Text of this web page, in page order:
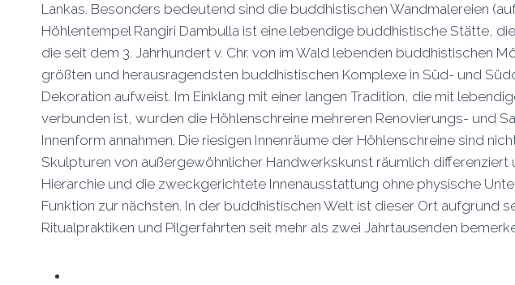
Lankas. Besonders bedeutend sind die buddhistischen Wandmalereien
Höhlentempel Rangiri Dambulla ist eine lebendige buddhistische Stätte,
die seit dem 3. Jahrhundert v. Chr. von im Wald lebenden buddhistischen
größten und herausragendsten buddhistischen Komplexe in Süd- und
Dekoration aufweist. Im Einklang mit einer langen Tradition, die mit
verbunden ist, wurden die Höhlenschreine mehreren Renovierungs- und
Innenform annahmen. Die riesigen Innenräume der Höhlenschreine sind
Skulpturen von außergewöhnlicher Handwerkskunst räumlich
Hierarchie und die zweckgerichtete Innenausstattung ohne physische
Funktion zur nächsten. In der buddhistischen Welt ist dieser Ort aufgrund
Ritualpraktiken und Pilgerfahrten seit mehr als zwei Jahrtausenden